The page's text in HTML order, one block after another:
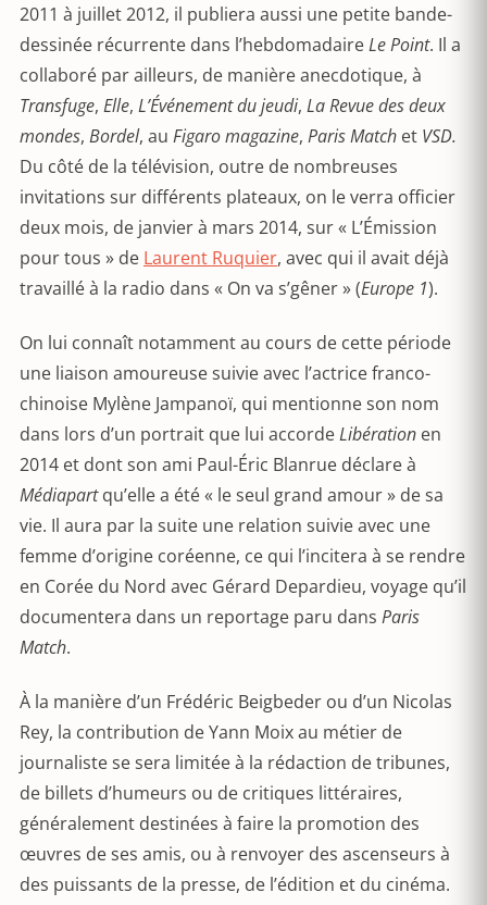
2011 à juillet 2012, il publiera aussi une petite bande-
dessinée récurrente dans l’hebdomadaireLe Point. Il a
collaboré par ailleurs, de manière anecdotique, à
Transfuge, Elle, L’Événement du jeudi, La Revue des deux
mondes, Bordel, au Figaro magazine, Paris Match et VSD.
Du côté de la télévision, outre de nombreuses
invitations sur différents plateaux, on le verra officier
deux mois, de janvier à mars 2014, sur « L’Émission
pour tous » de Laurent Ruquier, avec qui il avait déjà
travaillé à la radio dans « On va s’gêner » (Europe 1).
On lui connaît notamment au cours de cette période
une liaison amoureuse suivie avec l’actrice franco-
chinoise Mylène Jampanoï, qui mentionne son nom
dans lors d’un portrait que lui accordeLibération en
2014 et dont son ami Paul-Éric Blanrue déclare à
Médiapartqu’elle a été « le seul grand amour » de sa
vie. Il aura par la suite une relation suivie avec une
femme d’origine coréenne, ce qui l’incitera à se rendre
en Corée du Nord avec Gérard Depardieu, voyage qu’il
documentera dans un reportage paru dans Paris
Match.
À la manière d’un Frédéric Beigbeder ou d’un Nicolas
Rey, la contribution de Yann Moix au métier de
journaliste se sera limitée à la rédaction de tribunes,
de billets d’humeurs ou de critiques littéraires,
généralement destinées à faire la promotion des
œuvres de ses amis, ou à renvoyer des ascenseurs à
des puissants de la presse, de l’édition et du cinéma.